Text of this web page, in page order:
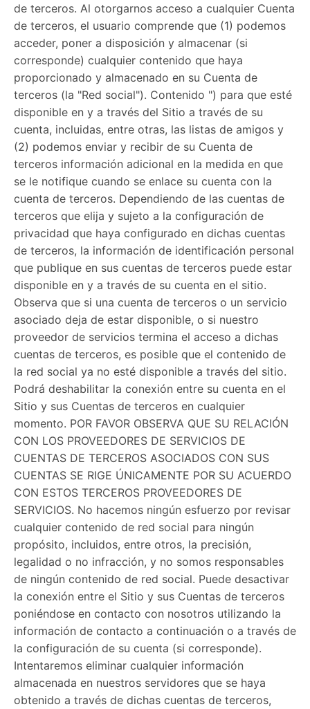
de terceros. Al otorgarnos acceso a cualquier Cuenta
de terceros, el usuario comprende que (1) podemos
acceder, poner a disposición y almacenar (si
corresponde) cualquier contenido que haya
proporcionado y almacenado en su Cuenta de
terceros (la "Red social"). Contenido ") para que esté
disponible en y a través del Sitio a través de su
cuenta, incluidas, entre otras, las listas de amigos y
(2) podemos enviar y recibir de su Cuenta de
terceros información adicional en la medida en que
se le notifique cuando se enlace su cuenta con la
cuenta de terceros. Dependiendo de las cuentas de
terceros que elija y sujeto a la configuración de
privacidad que haya configurado en dichas cuentas
de terceros, la información de identificación personal
que publique en sus cuentas de terceros puede estar
disponible en y a través de su cuenta en el sitio.
Observa que si una cuenta de terceros o un servicio
asociado deja de estar disponible, o si nuestro
proveedor de servicios termina el acceso a dichas
cuentas de terceros, es posible que el contenido de
la red social ya no esté disponible a través del sitio.
Podrá deshabilitar la conexión entre su cuenta en el
Sitio y sus Cuentas de terceros en cualquier
momento. POR FAVOR OBSERVA QUE SU RELACIÓN
CON LOS PROVEEDORES DE SERVICIOS DE
CUENTAS DE TERCEROS ASOCIADOS CON SUS
CUENTAS SE RIGE ÚNICAMENTE POR SU ACUERDO
CON ESTOS TERCEROS PROVEEDORES DE
SERVICIOS. No hacemos ningún esfuerzo por revisar
cualquier contenido de red social para ningún
propósito, incluidos, entre otros, la precisión,
legalidad o no infracción, y no somos responsables
de ningún contenido de red social. Puede desactivar
la conexión entre el Sitio y sus Cuentas de terceros
poniéndose en contacto con nosotros utilizando la
información de contacto a continuación o a través de
la configuración de su cuenta (si corresponde).
Intentaremos eliminar cualquier información
almacenada en nuestros servidores que se haya
obtenido a través de dichas cuentas de terceros,